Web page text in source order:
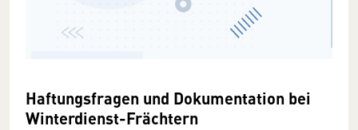
Haftungsfragen und Dokumentation bei
Winterdienst-Frächtern